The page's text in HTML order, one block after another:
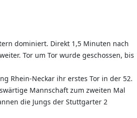
dominiert. Direkt 1,5 Minuten nach
Tor um Tor wurde geschossen, bis
Rhein-Neckar ihr erstes Tor in der 52.
Mannschaft zum zweiten Mal
die Jungs der Stuttgarter 2